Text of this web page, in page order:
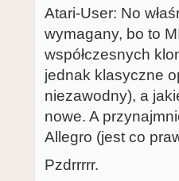
Atari-User: No
wymagany, bo to
współczesnych
jednak klasyczne
niezawodny), a
nowe. A
Allegro (jest co
Pzdrrrrr.